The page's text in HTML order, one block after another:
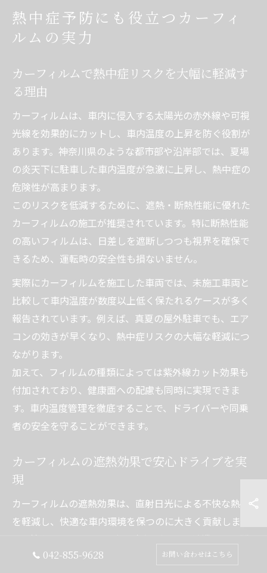
熱中症予防にも役立つカーフィ
ルムの実力
カーフィルムで熱中症リスクを大幅に軽減す
る理由
カーフィルムは、車内に侵入する太陽光の赤外線や可視
光線を効果的にカットし、車内温度の上昇を防ぐ役割が
あります。神奈川県のような都市部や沿岸部では、夏場
の炎天下に駐車した車内温度が急激に上昇し、熱中症の
危険性が高まります。
このリスクを低減するために、遮熱・断熱性能に優れた
カーフィルムの施工が推奨されています。特に断熱性能
の高いフィルムは、日差しを遮断しつつも視界を確保で
きるため、運転時の安全性も損ないません。
実際にカーフィルムを施工した車両では、未施工車両と
比較して車内温度が数度以上低く保たれるケースが多く
報告されています。例えば、真夏の屋外駐車でも、エア
コンの効きが早くなり、熱中症リスクの大幅な軽減につ
ながります。
加えて、フィルムの種類によっては紫外線カット効果も
付加されており、健康面への配慮も同時に実現できま
す。車内温度管理を徹底することで、ドライバーや同乗
者の安全を守ることができます。
カーフィルムの遮熱効果で安心ドライブを実
現
カーフィルムの遮熱効果は、直射日光による不快な熱さ
を軽減し、快適な車内環境を保つのに大きく貢献しま
す。神奈川県のように夏場の気温が高く、渋滞や長時間
運転が多い地域では、遮熱カーフィルムの導入によって
042-855-9628 お問い合わせはこちら